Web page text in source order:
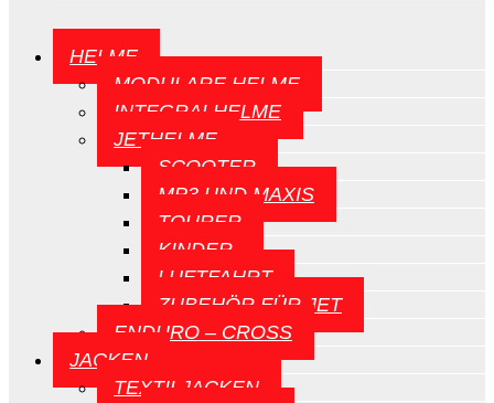
HELME
MODULARE HELME
INTEGRALHELME
JETHELME
SCOOTER
MP3 UND MAXIS
TOURER
KINDER
LUFTFAHRT
ZUBEHÖR FÜR JET
ENDURO – CROSS
JACKEN
TEXTILJACKEN